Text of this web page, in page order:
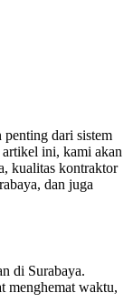
penting dari sistem
ini, kami akan
kualitas kontraktor
dan juga
di Surabaya.
menghemat waktu,